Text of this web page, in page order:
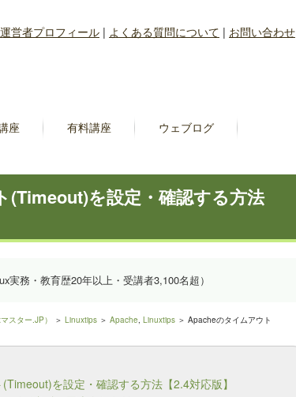
運営者プロフィール | よくある質問について | お問い合わせ
座 有料講座 ウェブログ
を設定・確認する方法
実務・教育歴20年以上・受講者3,100名超）
スター.JP） ＞ Linuxtips ＞ Apache, Linuxtips ＞ Apacheのタイムアウト
を設定・確認する方法【2.4対応版】